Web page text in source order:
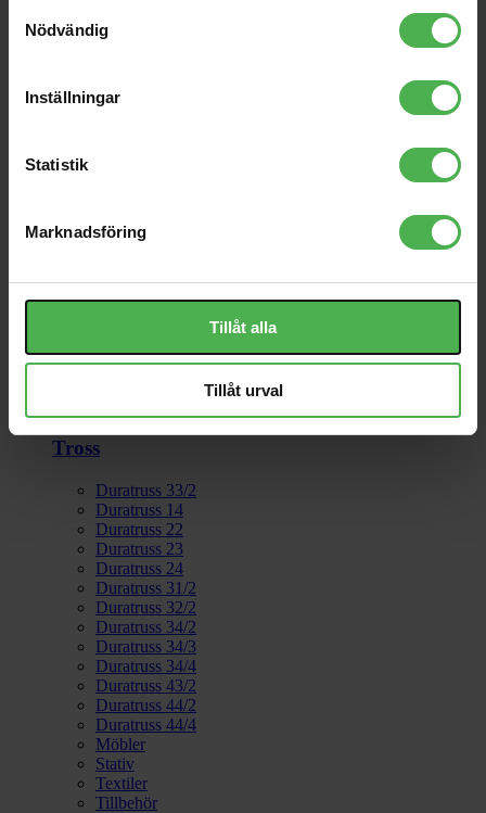
Nödvändig
Inställningar
Statistik
Marknadsföring
Tillåt alla
Tillåt urval
Spegelbollar
SFX
Konfetti
Rök
Snö
Tillbehör
Ljustillbehör
Tross
Duratruss 33/2
Duratruss 14
Duratruss 22
Duratruss 23
Duratruss 24
Duratruss 31/2
Duratruss 32/2
Duratruss 34/2
Duratruss 34/3
Duratruss 34/4
Duratruss 43/2
Duratruss 44/2
Duratruss 44/4
Möbler
Stativ
Textiler
Tillbehör